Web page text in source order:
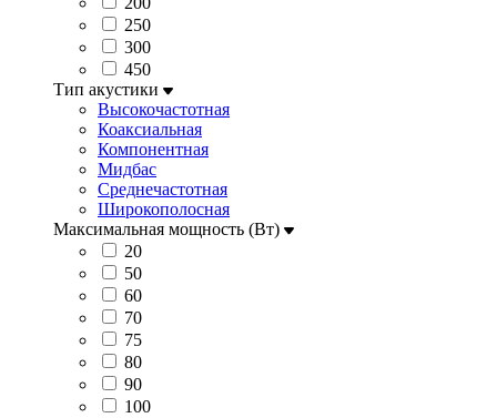
250
300
450
Тип акустики
Высокочастотная
Коаксиальная
Компонентная
Мидбас
Среднечастотная
Широкополосная
Максимальная мощность (Вт)
20
50
60
70
75
80
90
100